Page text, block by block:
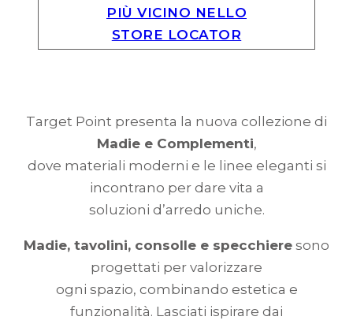
PIÙ VICINO NELLO
STORE LOCATOR
Target Point presenta la nuova collezione di
Madie e Complementi,
dove materiali moderni e le linee eleganti si
incontrano per dare vita a
soluzioni d’arredo uniche.
Madie, tavolini, consolle e specchiere sono
progettati per valorizzare
ogni spazio, combinando estetica e
funzionalità. Lasciati ispirare dai